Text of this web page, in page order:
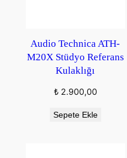
Audio Technica ATH-
M20X Stüdyo Referans
Kulaklığı
₺2.900,00
Sepete Ekle